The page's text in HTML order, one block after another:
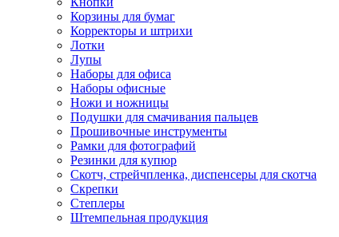
Корзины для бумаг
Корректоры и штрихи
Лотки
Лупы
Наборы для офиса
Наборы офисные
Ножи и ножницы
Подушки для смачивания пальцев
Прошивочные инструменты
Рамки для фотографий
Резинки для купюр
Скотч, стрейчпленка, диспенсеры для скотча
Скрепки
Степлеры
Штемпельная продукция